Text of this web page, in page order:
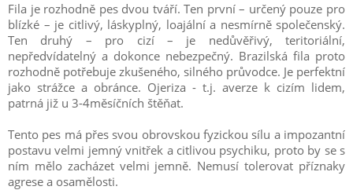
Fila je rozhodně pes dvou tváří. Ten první – určený pouze pro
blízké – je citlivý, láskyplný, loajální a nesmírně společenský.
Ten druhý – pro cizí – je nedůvěřivý, teritoriální,
nepředvídatelný a dokonce nebezpečný. Brazilská fila proto
rozhodně potřebuje zkušeného, silného průvodce. Je perfektní
jako strážce a obránce. Ojeriza - t.j. averze k cizím lidem,
patrná již u 3-4měsíčních štěňat.
Tento pes má přes svou obrovskou fyzickou sílu a impozantní
postavu velmi jemný vnitřek a citlivou psychiku, proto by se s
ním mělo zacházet velmi jemně. Nemusí tolerovat příznaky
agrese a osamělosti.